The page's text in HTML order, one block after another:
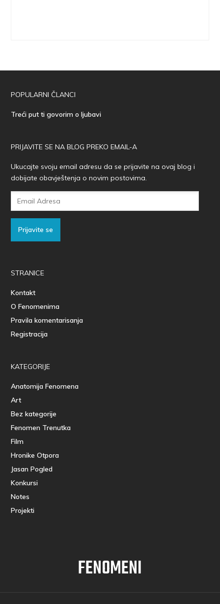
POPULARNI ČLANCI
Treći put ti govorim o ljubavi
PRIJAVITE SE NA BLOG PREKO EMAIL-A
Ukucajte svoju email adresu da se prijavite na ovaj blog i
dobijate obavještenja o novim postovima.
Prijavite se
STRANICE
Kontakt
O Fenomenima
Pravila komentarisanja
Registracija
KATEGORIJE
Anatomija Fenomena
Art
Bez kategorije
Fenomen Trenutka
Film
Hronike Otpora
Jasan Pogled
Konkursi
Notes
Projekti
FENOMENI